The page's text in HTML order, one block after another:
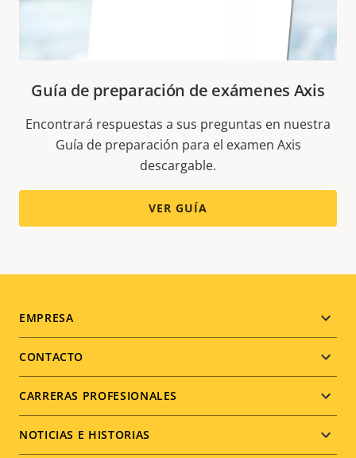
Guía de preparación de exámenes Axis
Encontrará respuestas a sus preguntas en nuestra
Guía de preparación para el examen Axis
descargable.
VER GUÍA
Footer
menu
EMPRESA
CONTACTO
CARRERAS PROFESIONALES
NOTICIAS E HISTORIAS